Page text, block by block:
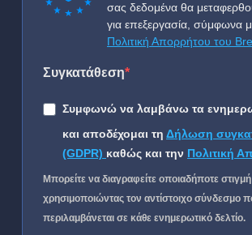
σας δεδομένα θα
για επεξεργασία, σύμφωνα
Πολιτική Απορρήτου του
Συγκατάθεση
Συμφωνώ να λαμβάνω τα
και αποδέχομαι τη Δήλωση
(GDPR) καθώς και την Πολιτική
Μπορείτε να διαγραφείτε οποιαδήποτε στιγμή
χρησιμοποιώντας τον αντίστοιχο σύνδεσμο
περιλαμβάνεται σε κάθε ενημερωτικό δελτίο.